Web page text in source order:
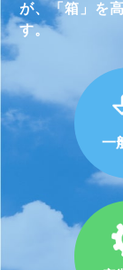
が、「箱」を
す。
一